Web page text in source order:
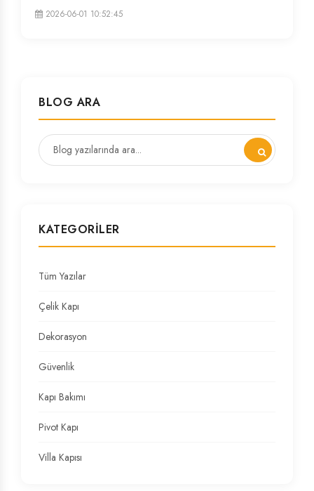
2026-06-01 10:52:45
BLOG ARA
KATEGORILER
Tüm Yazılar
Çelik Kapı
Dekorasyon
Güvenlik
Kapı Bakımı
Pivot Kapı
Villa Kapısı